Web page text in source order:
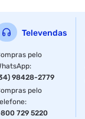
Televendas
pelo
:
98428-2779
pelo
:
729 5220